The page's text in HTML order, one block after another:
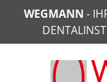
springen
WEGMANN -